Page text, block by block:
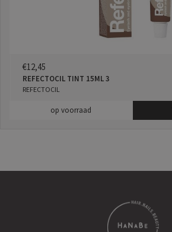
€12,45
REFECTOCIL TINT 15ML 3
REFECTOCIL
op voorraad